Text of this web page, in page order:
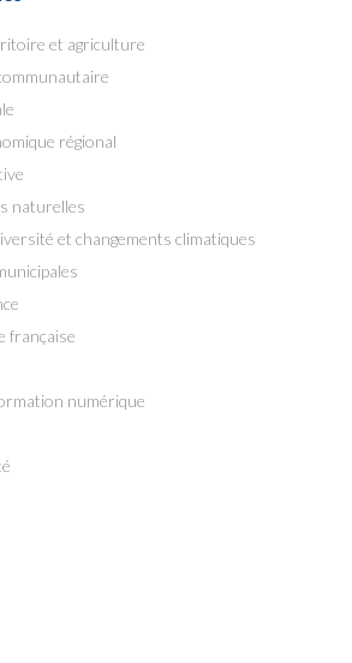
et agriculture
régional
naturelles
et changements climatiques
française
numérique